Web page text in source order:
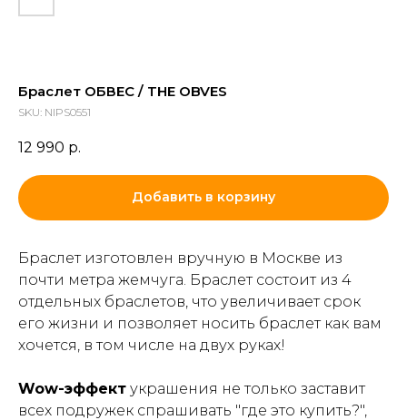
Браслет ОБВЕС / THE OBVES
SKU: NIPS0551
12 990 р.
Добавить в корзину
Браслет изготовлен вручную в Москве из
почти метра жемчуга. Браслет состоит из 4
отдельных браслетов, что увеличивает срок
его жизни и позволяет носить браслет как вам
хочется, в том числе на двух руках!
Wow-эффект украшения не только заставит
всех подружек спрашивать "где это купить?",